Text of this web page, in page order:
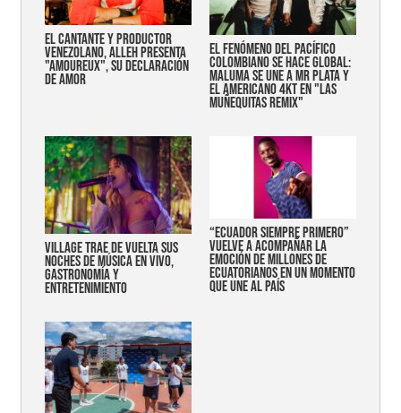
EL CANTANTE Y PRODUCTOR
VENEZOLANO, ALLEH PRESENTA
"AMOUREUX", SU DECLARACIÓN
DE AMOR
EL FENÓMENO DEL PACÍFICO
COLOMBIANO SE HACE GLOBAL:
MALUMA SE UNE A MR PLATA Y
EL AMERICANO 4KT EN "LAS
MUÑEQUITAS REMIX"
Village trae de vuelta sus
noches de música en vivo,
gastronomía y
entretenimiento
“Ecuador siempre primero”
vuelve a acompañar la
emoción de millones de
ecuatorianos en un momento
que une al país